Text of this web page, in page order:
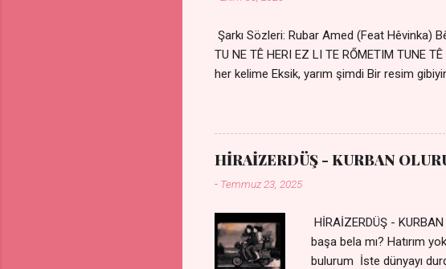
Şarkı Sözleri: Rubar Amed (Feat Hêvinka)
TU NE TÊ HERI EZ LI TE RŐMETIM TUNE
her kelime Eksik, yarım şimdi Bir resim
durmuyor Tu yi bihare min Ez ji payizim
Uykusuz geceler Sensiz her sabahım
HİRAİZERDÜŞ - KURBAN
- Temmuz 23, 2025
HİRAİZERDÜŞ -
başa bela mı? Hatırım
bulurum İste dünyayı